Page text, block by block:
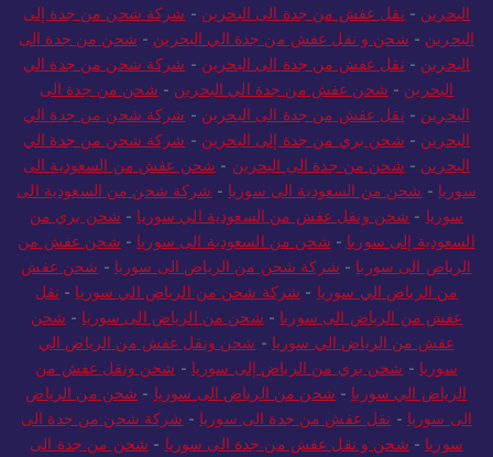
البحرين - نقل عفش من جدة الى البحرين - شركة شحن من جدة إلى
البحرين - شحن و نقل عفش من جدة الي البحرين - شحن من جدة الى
البحرين - نقل عفش من جدة الى البحرين - شركة شحن من جدة الي
البحرين - شحن عفش من جدة الي البحرين - شحن من جدة الى
البحرين - نقل عفش من جدة الى البحرين - شركة شحن من جدة الي
البحرين - شحن بري من جدة إلى البحرين - شركة شحن من جدة الي
البحرين - شحن من جدة الى البحرين - شحن عفش من السعودية الى
سوريا - شحن من السعودية الى سوريا - شركة شحن من السعودية الى
سوريا - شحن ونقل عفش من السعودية الي سوريا - شحن بري من
السعودية إلى سوريا - شحن من السعودية الى سوريا - شحن عفش من
الرياض الى سوريا - شركة شحن من الرياض الى سوريا - شحن عفش
من الرياض الي سوريا - شركة شحن من الرياض الي سوريا - نقل
عفش من الرياض الى سوريا - شحن من الرياض الى سوريا - شحن
عفش من الرياض الي سوريا - شحن ونقل عفش من الرياض الي
سوريا - شحن بري من الرياض إلى سوريا - شحن ونقل عفش من
الرياض الي سوريا - شحن من الرياض الى سوريا - شحن من الرياض
الى سوريا - نقل عفش من جدة الى سوريا - شركة شحن من جدة الى
سوريا - شحن و نقل عفش من جدة الى سوريا - شحن من جدة الى